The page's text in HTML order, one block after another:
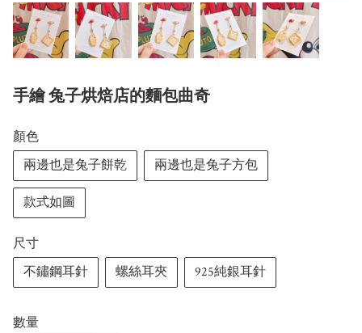
手繪 兔子烘焙店的麵包曲奇
顏色
兩邊也是兔子餅乾
兩邊也是兔子方包
款式如圖
尺寸
不鏽鋼耳針
螺絲耳夾 925純銀耳針
數量